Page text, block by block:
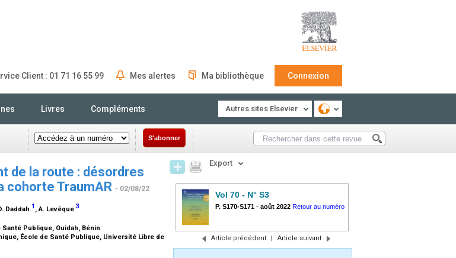
Client : 01 71 16 55 99 Mes alertes Ma bibliothèque Connexion
Livres Compléments Autres sites Elsevier
S'abonner
de la route : désordres
cohorte TraumAR - 02/08/22
Daddah 1 , A. Levêque 3
Publique, Ouidah, Bénin
École de Santé Publique, Université Libre de
Export
Vol 70 - N° S3
P. S170-S171 - août 2022 Retour au numéro
Article précédent | Article suivant